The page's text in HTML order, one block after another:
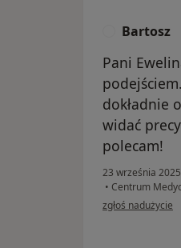
Bartosz
Pani
dokładnie
widać
polecam!
23 września 2025
• Centrum
w opinii
zgłoś nadużycie